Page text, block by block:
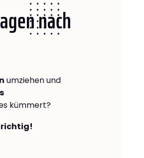
nach
umziehen und
kümmert?
richtig!